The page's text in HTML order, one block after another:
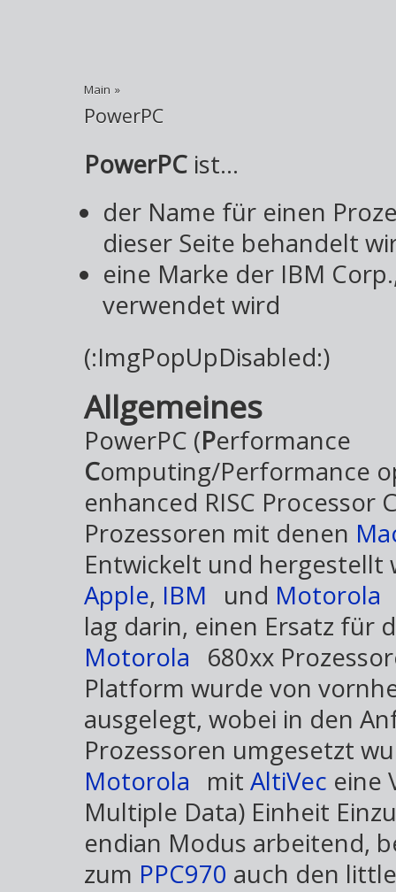
Main »
PowerPC
PowerPC ist...
der Name für einen
dieser Seite behandelt
eine Marke der IBM
verwendet wird
(:ImgPopUpDisabled:)
Allgemeines
PowerPC (Performance
Computing/Performance
enhanced RISC Processor
Prozessoren mit denen
Entwickelt und hergestellt
Apple, IBM und Motorola
lag darin, einen Ersatz für
Motorola
680xx
Platform wurde von
ausgelegt, wobei in den
Prozessoren umgesetzt
Motorola
mit AltiVec eine
Multiple Data) Einheit
endian Modus arbeitend,
zum PPC970 auch den